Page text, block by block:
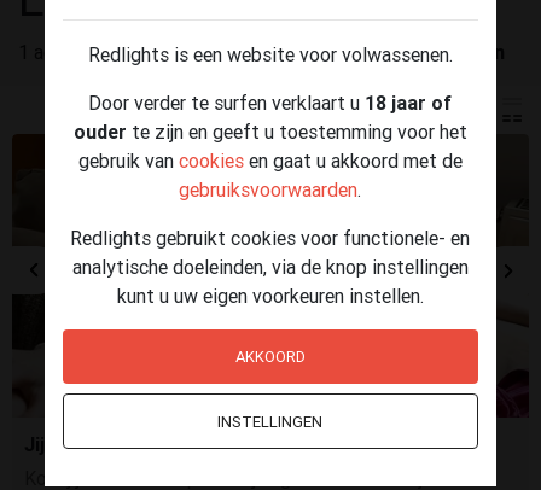
Redlights is een website voor volwassenen.
Door verder te surfen verklaart u 18 jaar of
ouder te zijn en geeft u toestemming voor het
gebruik van cookiesen gaat u akkoord met de
gebruiksvoorwaarden.
Redlights gebruikt cookies voor functionele- en
analytische doeleinden, via de knop instellingen
kunt u uw eigen voorkeuren instellen.
AKKOORD
INSTELLINGEN
1 advertenties gevonden voorThuisontvangst Lunteren
Jij vraagt... en ik doe het!